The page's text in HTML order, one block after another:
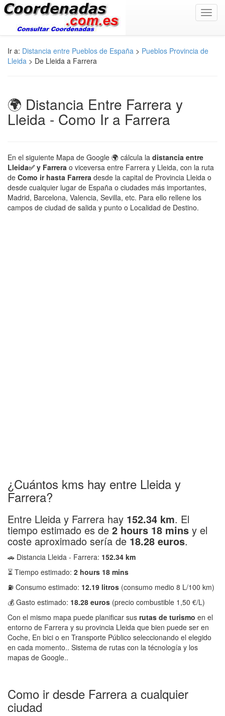
Ir a: Distancia entre Pueblos de España > Pueblos Provincia de
Lleida > De Lleida a Farrera
🌍 Distancia Entre Farrera y
Lleida - Como Ir a Farrera
En el siguiente Mapa de Google 🌍 cálcula la distancia entre
Lleida✅ y Farrera o viceversa entre Farrera y Lleida, con la ruta
de Como ir hasta Farrera desde la capital de Provincia Lleida o
desde cualquier lugar de España o ciudades más importantes,
Madrid, Barcelona, Valencia, Sevilla, etc. Para ello rellene los
campos de ciudad de salida y punto o Localidad de Destino.
¿Cuántos kms hay entre Lleida y
Farrera?
Entre Lleida y Farrera hay 152.34 km. El
tiempo estimado es de 2 hours 18 mins y el
coste aproximado sería de 18.28 euros.
🚗 Distancia Lleida - Farrera: 152.34 km
⏳ Tiempo estimado: 2 hours 18 mins
⛽ Consumo estimado: 12.19 litros (consumo medio 8 L/100 km)
💰 Gasto estimado: 18.28 euros (precio combustible 1,50 €/L)
Con el mismo mapa puede planificar sus rutas de turismo en el
entorno de Farrera y su provincia Lleida que bien puede ser en
Coche, En bici o en Transporte Público seleccionando el elegido
en cada momento.. Sistema de rutas con la técnología y los
mapas de Google..
Como ir desde Farrera a cualquier
ciudad